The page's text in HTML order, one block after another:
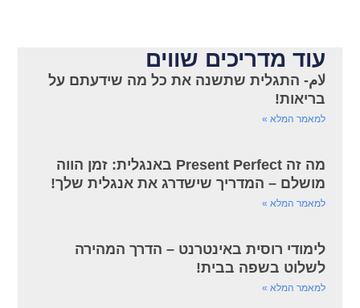
עוד מדריכים שווים
لام- התגלית שתשנה את כל מה שידעתם על
בריאות!
למאמר המלא »
מה זה Present Perfect באנגלית: זמן הווה
מושלם – המדריך שישדרג את אנגלית שלך!
למאמר המלא »
לימודי רוסית באינטרנט – הדרך המהירה
לשלוט בשפה בבית!
למאמר המלא »